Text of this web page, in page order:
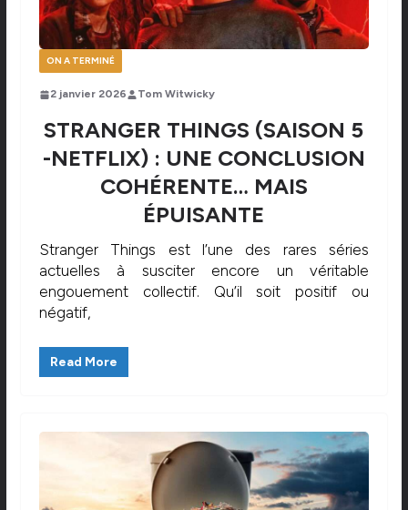
ON A TERMINÉ
2 janvier 2026 Tom Witwicky
STRANGER THINGS (SAISON 5
-NETFLIX) : UNE CONCLUSION
COHÉRENTE… MAIS
ÉPUISANTE
Stranger Things est l’une des rares séries
actuelles à susciter encore un véritable
engouement collectif. Qu’il soit positif ou
négatif,
Read More